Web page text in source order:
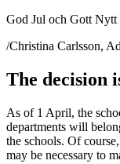
God Jul och Gott Nytt
/Christina Carlsson,
The decision
As of 1 April, the
departments will
the schools. Of
may be necessary to